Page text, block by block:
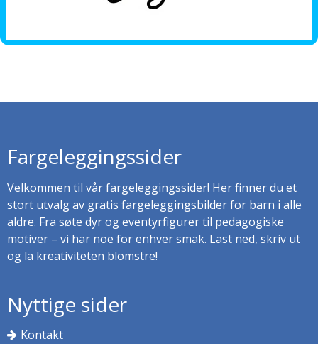
Fargeleggingssider
Velkommen til vår fargeleggingssider! Her finner du et
stort utvalg av gratis fargeleggingsbilder for barn i alle
aldre. Fra søte dyr og eventyrfigurer til pedagogiske
motiver – vi har noe for enhver smak. Last ned, skriv ut
og la kreativiteten blomstre!
Nyttige sider
Kontakt